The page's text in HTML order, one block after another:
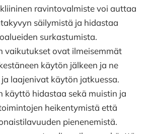
ravintovalmiste voi auttaa
säilymistä ja hidastaa
surkastumista.
vaikutukset ovat ilmeisemmät
käytön jälkeen ja ne
laajenivat käytön jatkuessa.
käyttö hidastaa sekä muistin ja
heikentymistä että
pienenemistä.